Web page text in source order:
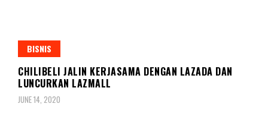
BISNIS
CHILIBELI JALIN KERJASAMA DENGAN LAZADA DAN
LUNCURKAN LAZMALL
JUNE 14, 2020